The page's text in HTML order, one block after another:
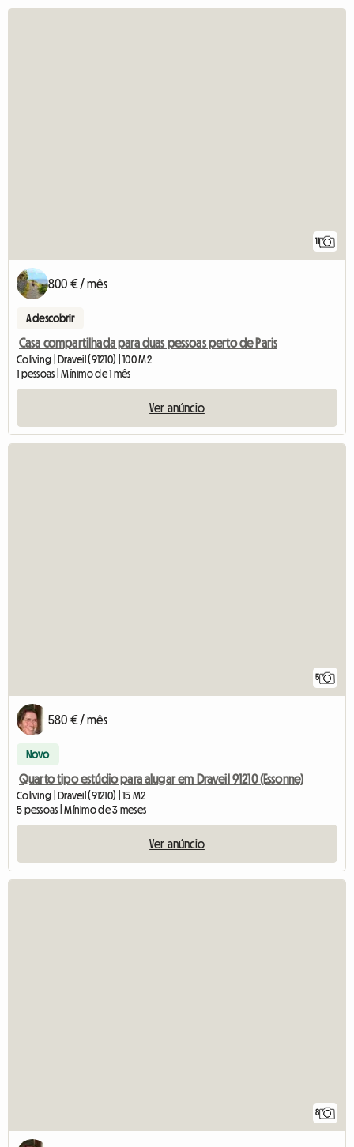
800 € / mês
A descobrir
Casa compartilhada para duas pessoas perto de Paris
Coliving | Draveil (91210) | 100 M2
1 pessoas | Mínimo de 1 mês
Ver anúncio
5
580 € / mês
Novo
Quarto tipo estúdio para alugar em Draveil 91210 (Essonne)
Coliving | Draveil (91210) | 15 M2
5 pessoas | Mínimo de 3 meses
Ver anúncio
8